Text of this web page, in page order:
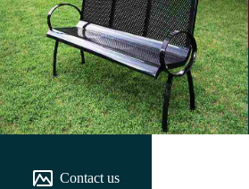
Contact us